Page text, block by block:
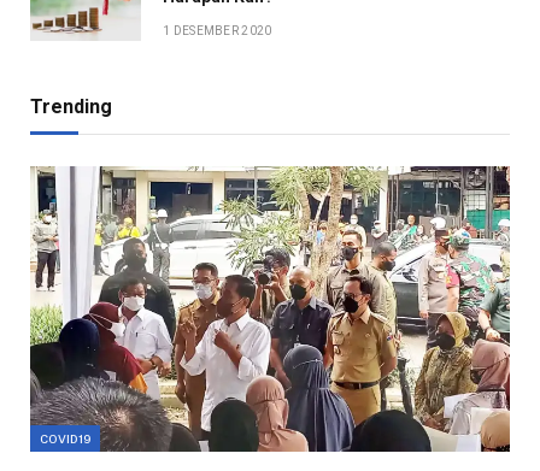
1 DESEMBER 2020
Trending
COVID19